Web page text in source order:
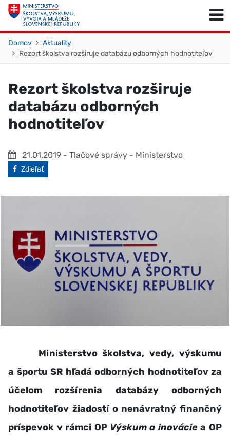
Skočiť na obsah
Domov
Aktuality
Rezort školstva rozširuje databázu odborných hodnotiteľov
Rezort školstva rozširuje
databázu odborných
hodnotiteľov
21.01.2019 - Tlačové správy - Ministerstvo
Facebook
Zdieľať
Ministerstvo školstva, vedy, výskumu
a športu SR hľadá odborných hodnotiteľov za
účelom rozšírenia databázy odborných
hodnotiteľov žiadostí o nenávratný finančný
príspevok v rámci OPVýskum a inováciea OP
Skočiť na začiatok stránky